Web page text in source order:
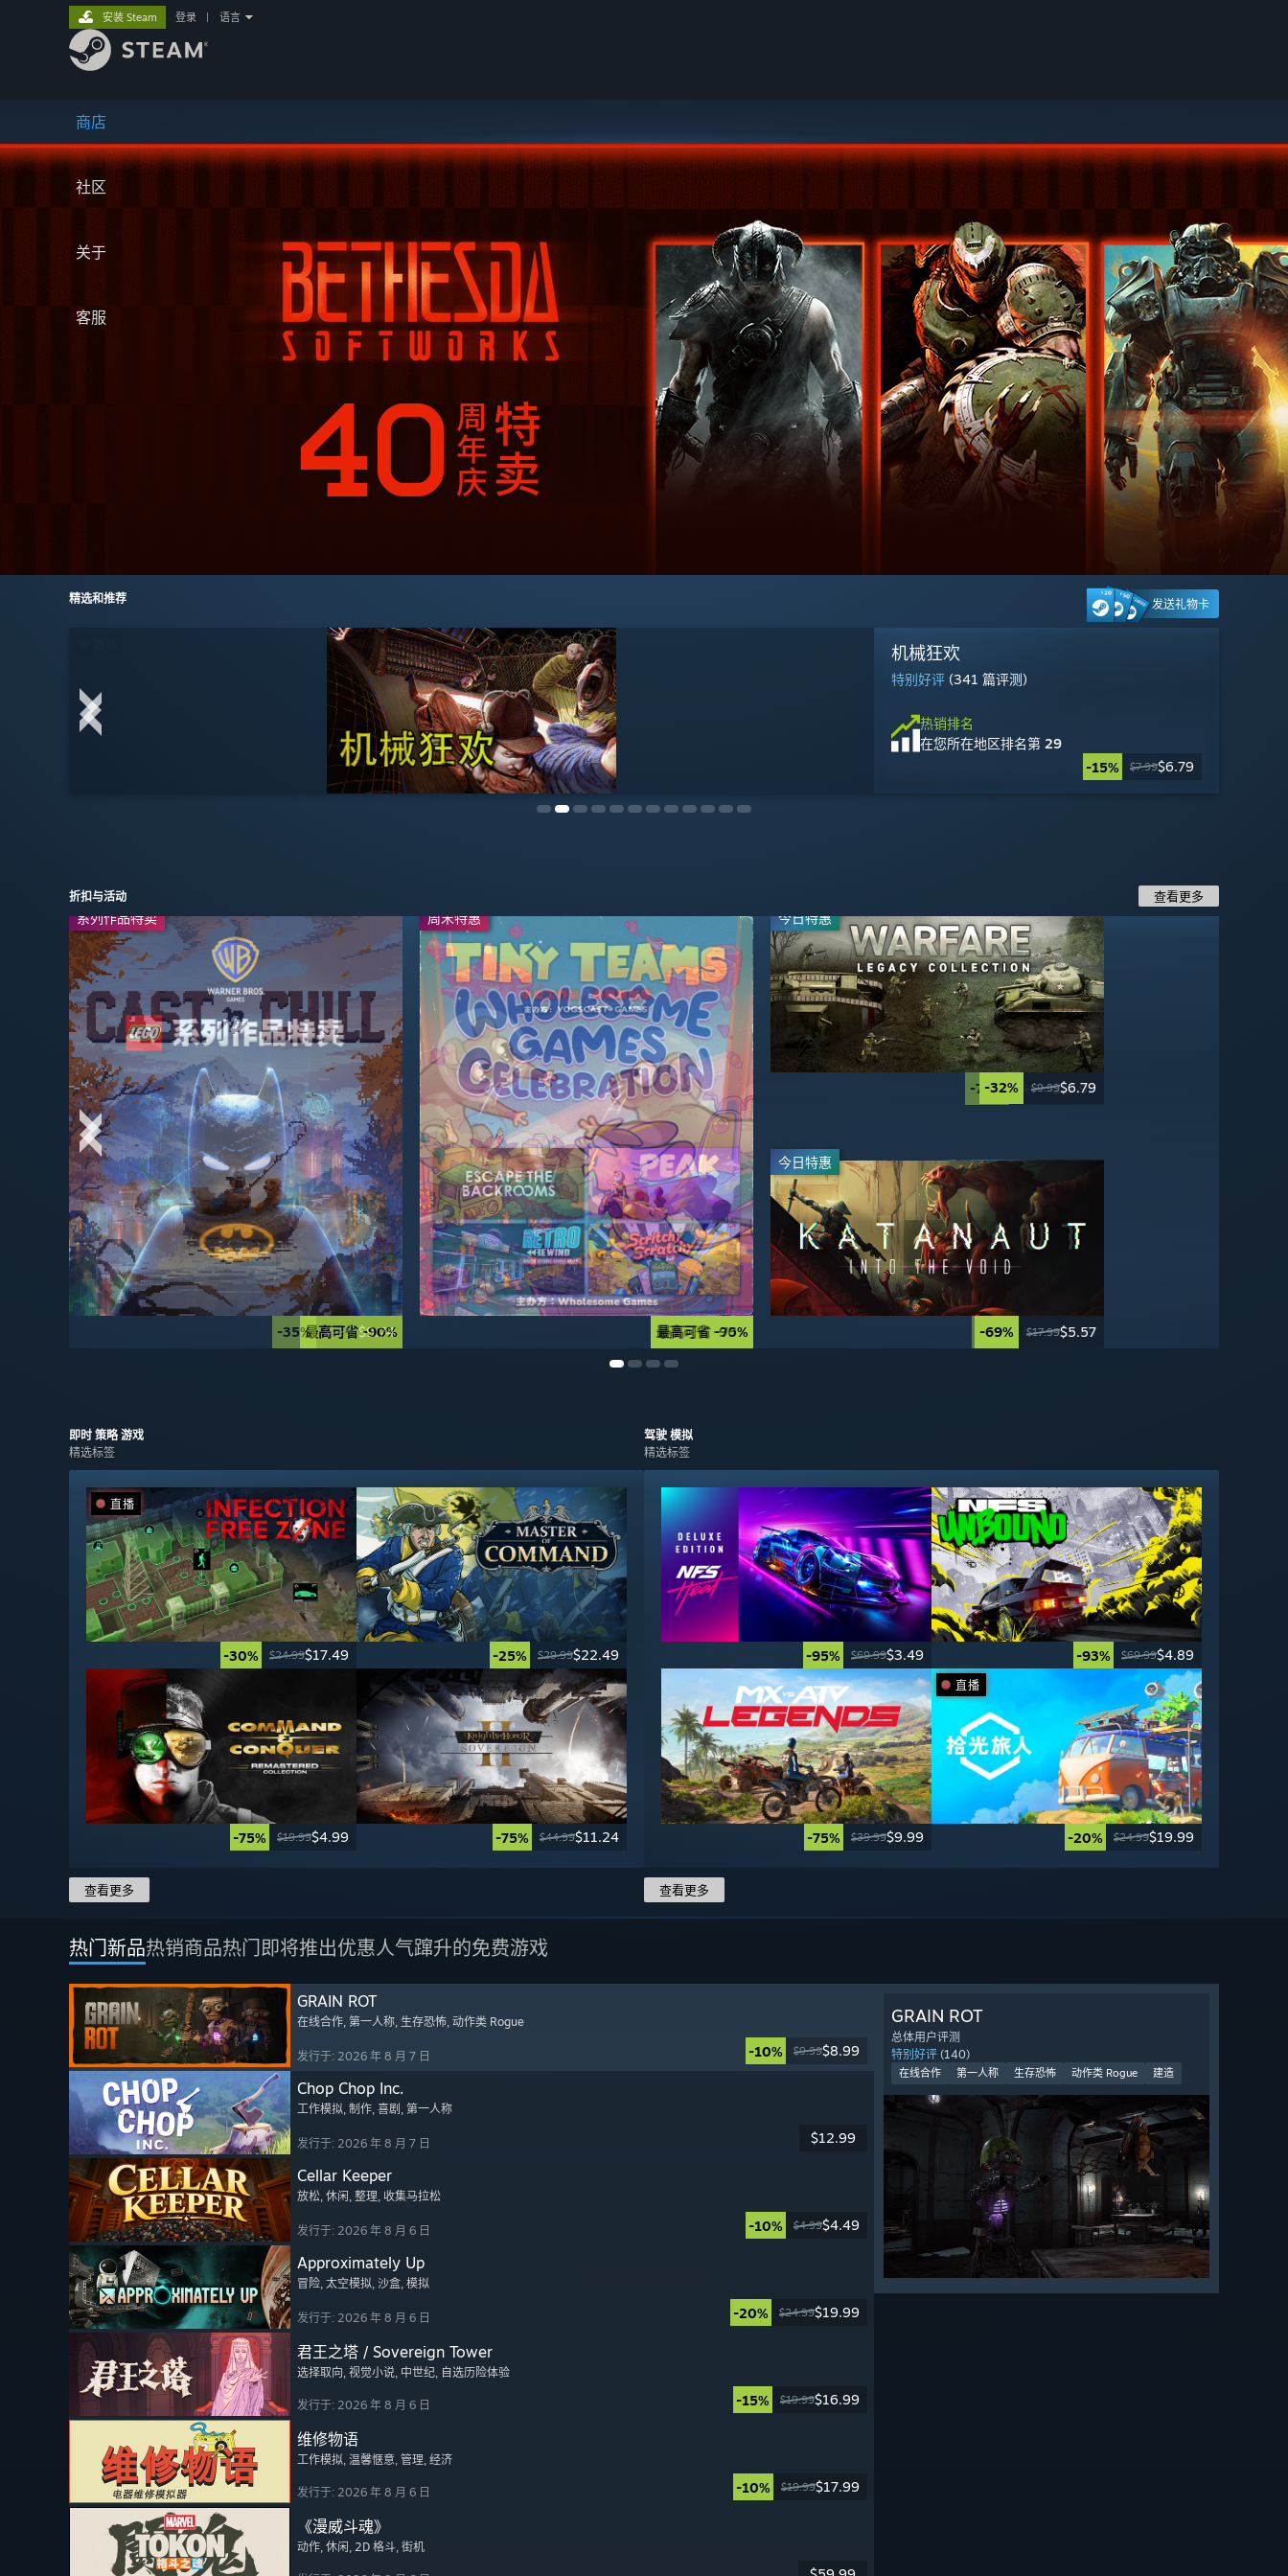
商店
社区
关于
客服
安装 Steam 登录 语言
精选和推荐 发送礼物卡
GRAIN ROT
特别好评 (140 篇评测)
热销排名
在您所在地区排名第 19
-10%
$9.99$8.99
机械狂欢
特别好评 (341 篇评测)
热销排名
在您所在地区排名第 29
-15%
$7.99$6.79
Ready or Not
多半好评 (24,939 篇评测)
热销排名
在您所在地区排名第 21
-50%
$49.99$24.99
Steam Machine
在您所在地区排名
Counter-Strike 2
特别好评 (1,405,563 篇评测)
热销排名
在您所在地区排名第 3
免费开玩
DOOM: The Dark Ages
特别好评 (2,769 篇评测)
热销排名
在您所在地区排名第 16
-67%
$69.99$23.09
《漫威斗魂》
褒贬不一 (1,937 篇评测)
热销排名
在您所在地区排名第 5
$59.99
黎明杀机
褒贬不一 (95,471 篇评测)
热销排名
在您所在地区排名第 20
$19.99
Escape from Tarkov
多半差评 (11,846 篇评测)
热销排名
在您所在地区排名第 25
$49.99
漫威争锋
褒贬不一 (18,019 篇评测)
热销排名
在您所在地区排名第 4
免费开玩
雾影猎人
褒贬不一 (1,007 篇评测)
热销排名
在您所在地区排名第 17
-10%
$24.99$22.49
赛博朋克 2077
特别好评 (198,686 篇评测)
热销排名
在您所在地区排名第 15
-70%
$59.99$17.99
折扣与活动 查看更多
系列作品特卖
最高可省 -90%
周末特惠
最高可省 -90%
今日特惠
-32% $9.99$6.79
今日特惠
-69% $17.99$5.57
周末特惠
-35% $14.99$9.74
周末特惠
最高可省 -75%
-70% $59.99$17.99
-95% $49.99$2.49
直播
-50% $49.99$24.99
-50% $7.99 $3.99
-20% $39.99$31.99
-67% $69.99$23.09
-60% $69.99$27.99
-67%
-50% $39.99$19.99
-40% $49.99$29.99
-30% $49.99$34.99
-65% $39.99$13.99
-50% $59.99$29.99
-20%
即时 策略游戏
精选标签
-30% $24.99$17.49
直播
-25% $29.99$22.49
-75% $19.99$4.99 -75% $44.99$11.24
查看更多
驾驶 模拟
精选标签
-95% $69.99$3.49 -93% $69.99$4.89
-75% $39.99$9.99 -20% $24.99$19.99
直播
查看更多
热门新品热销商品热门即将推出优惠人气蹿升的免费游戏
GRAIN ROT
在线合作, 第一人称, 生存恐怖, 动作类 Rogue
发行于: 2026 年 8 月 7 日 -10% $9.99$8.99
Chop Chop Inc.
工作模拟, 制作, 喜剧 , 第一人称
发行于: 2026 年 8 月 7 日 $12.99
Cellar Keeper
放松, 休闲 , 整理, 收集马拉松
发行于: 2026 年 8 月 6 日 -10% $4.99$4.49
Approximately Up
冒险, 太空模拟, 沙盒, 模拟
发行于: 2026 年 8 月 6 日 -20% $24.99$19.99
君王之塔 / Sovereign Tower
选择取向, 视觉小说, 中世纪, 自选历险体验
发行于: 2026 年 8 月 6 日 -15% $19.99$16.99
维修物语
工作模拟, 温馨惬意, 管理, 经济
发行于: 2026 年 8 月 6 日 -10% $19.99$17.99
《漫威斗魂》
动作, 休闲 , 2D 格斗, 街机
GRAIN ROT
总体用户评测
特别好评 (140)
在线合作 第一人称 生存恐怖 动作类 Rogue 建造